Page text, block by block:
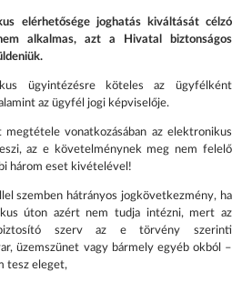
elérhetősége joghatás kiváltását célzó
alkalmas, azt a Hivatal biztonságos
ügyintézésre köteles az ügyfélként
az ügyfél jogi képviselője.
megtétele vonatkozásában az elektronikus
az e követelménynek meg nem felelő
három eset kivételével!
szemben hátrányos jogkövetkezmény, ha
úton azért nem tudja intézni, mert az
szerv az e törvény szerinti
üzemszünet vagy bármely egyéb okból –
tesz eleget,